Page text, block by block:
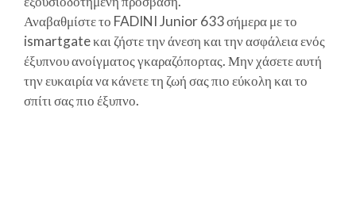
Αναβαθμίστε το FADINI Junior 633 σήμερα με το
ismartgate και ζήστε την άνεση και την ασφάλεια ενός
έξυπνου ανοίγματος γκαραζόπορτας. Μην χάσετε αυτή
την ευκαιρία να κάνετε τη ζωή σας πιο εύκολη και το
σπίτι σας πιο έξυπνο.